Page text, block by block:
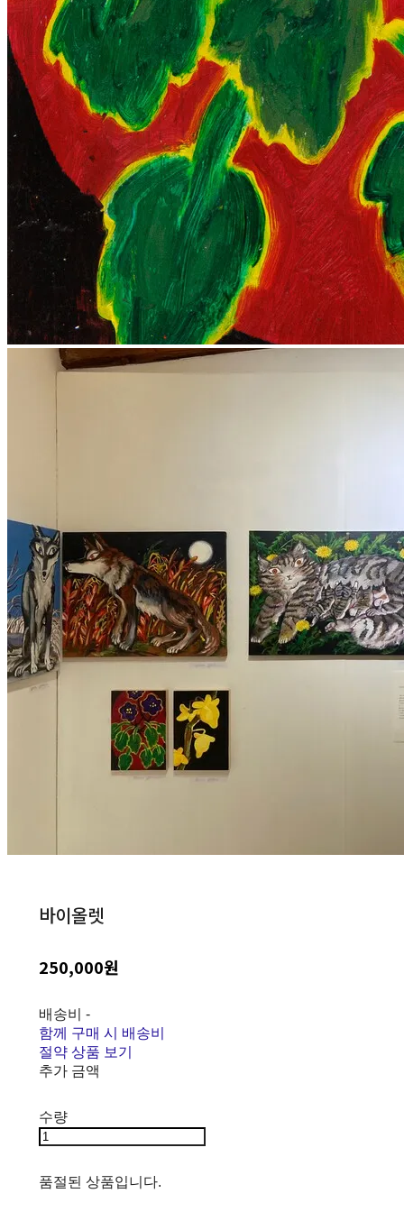
바이올렛
250,000원
배송비 -
함께 구매 시 배송비
절약 상품 보기
추가 금액
수량
품절된 상품입니다.